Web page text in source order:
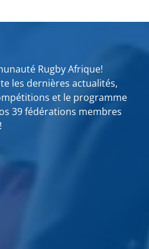
Rugby Afrique!
les dernières actualités,
et le programme
39 fédérations membres